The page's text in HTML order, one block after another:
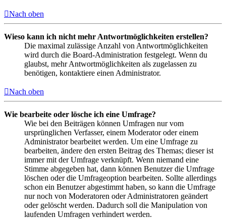
Nach oben
Wieso kann ich nicht mehr Antwortmöglichkeiten erstellen?
Die maximal zulässige Anzahl von Antwortmöglichkeiten
wird durch die Board-Administration festgelegt. Wenn du
glaubst, mehr Antwortmöglichkeiten als zugelassen zu
benötigen, kontaktiere einen Administrator.
Nach oben
Wie bearbeite oder lösche ich eine Umfrage?
Wie bei den Beiträgen können Umfragen nur vom
ursprünglichen Verfasser, einem Moderator oder einem
Administrator bearbeitet werden. Um eine Umfrage zu
bearbeiten, ändere den ersten Beitrag des Themas; dieser ist
immer mit der Umfrage verknüpft. Wenn niemand eine
Stimme abgegeben hat, dann können Benutzer die Umfrage
löschen oder die Umfrageoption bearbeiten. Sollte allerdings
schon ein Benutzer abgestimmt haben, so kann die Umfrage
nur noch von Moderatoren oder Administratoren geändert
oder gelöscht werden. Dadurch soll die Manipulation von
laufenden Umfragen verhindert werden.